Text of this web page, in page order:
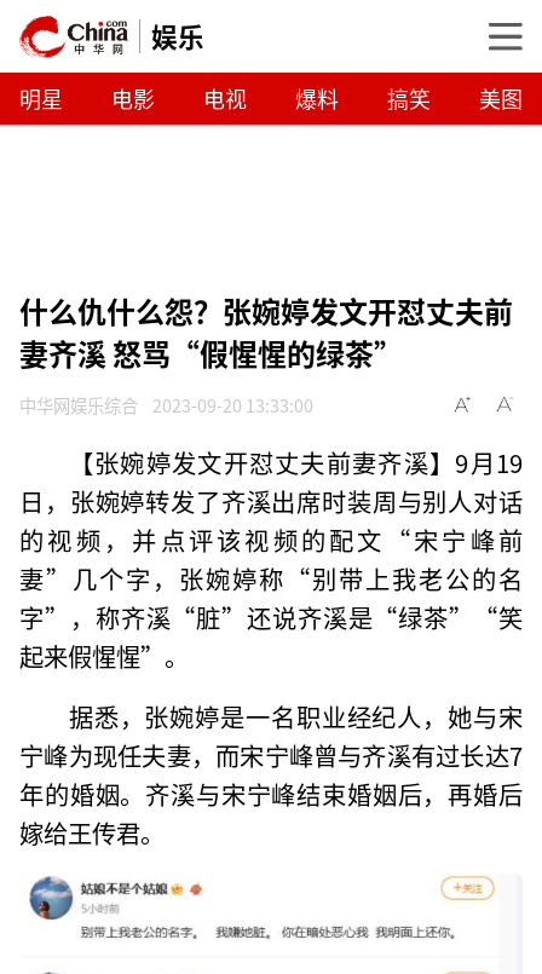
娱乐
明星 电影 电视 爆料 搞笑 美图
什么仇什么怨？张婉婷发文开怼丈夫前
妻齐溪 怒骂“假惺惺的绿茶”
中华网娱乐综合 2023-09-20 13:33:00
【张婉婷发文开怼丈夫前妻齐溪】9月19
日，张婉婷转发了齐溪出席时装周与别人对话
的视频，并点评该视频的配文“宋宁峰前
妻”几个字，张婉婷称“别带上我老公的名
字”，称齐溪“脏”还说齐溪是“绿茶”“笑
起来假惺惺”。
据悉，张婉婷是一名职业经纪人，她与宋
宁峰为现任夫妻，而宋宁峰曾与齐溪有过长达7
年的婚姻。齐溪与宋宁峰结束婚姻后，再婚后
嫁给王传君。